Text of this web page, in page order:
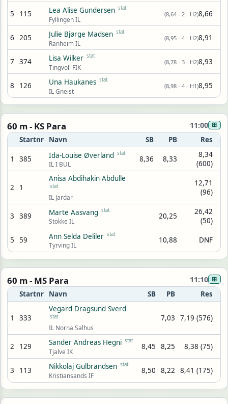
5 115 Lea Alise Gundersen stat
Fyllingen IL
8,66
(8,64 - 2 - H2)
6 205 Julie Bjørge Madsen stat
Ranheim IL
8,91
(8,95 - 4 - H2)
7 374 Lisa Wilker stat
Tingvoll FIK
8,93
(8,78 - 3 - H2)
8 126 Una Haukanes stat
IL Gneist
8,95
(8,98 - 4 - H1)
60 m - KS Para 11:00 ⊞
Startnr Navn SB PB Res
1 385 Ida-Louise Øverland stat
IL I BUL
8,36 8,33
8,34
(600)
2 1
Anisa Abdihakin Abdulle
stat
IL Jardar
12,71
(96)
3 389 Marte Aasvang stat
Stokke IL
20,25
26,42
(50)
5 59 Ann Selda Deliler stat
Tyrving IL
10,88 DNF
60 m - MS Para 11:10 ⊞
Startnr Navn SB PB Res
1 333
Vegard Dragsund Sverd
stat
IL Norna Salhus
7,03 7,19 (576)
2 129 Sander Andreas Hegni stat
Tjalve IK
8,45 8,25 8,38 (75)
3 113 Nikkolaj Gulbrandsen stat
Kristiansands IF
8,50 8,22 8,41 (175)